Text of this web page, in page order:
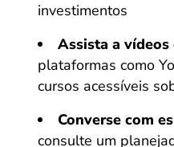
investimentos
Assista a
plataformas como
cursos acessíveis
Converse com
consulte um